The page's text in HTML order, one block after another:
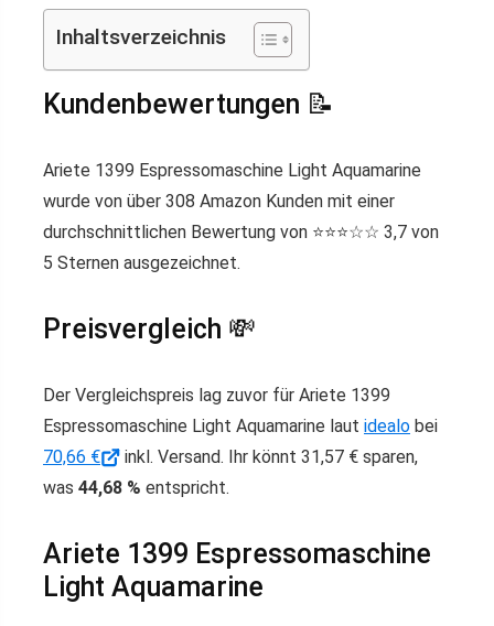
Inhaltsverzeichnis
Kundenbewertungen 📝
Ariete 1399 Espressomaschine Light Aquamarine
wurde von über 308 Amazon Kunden mit einer
durchschnittlichen Bewertung von ⭐️⭐️⭐️☆☆ 3,7 von
5 Sternen ausgezeichnet.
Preisvergleich 💸
Der Vergleichspreis lag zuvor für Ariete 1399
Espressomaschine Light Aquamarine laut idealo bei
70,66 €
inkl. Versand. Ihr könnt 31,57 € sparen,
was 44,68 % entspricht.
Ariete 1399 Espressomaschine
Light Aquamarine